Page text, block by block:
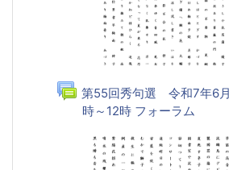
第55回秀句選 令和7年6
時～12時 フォーラム